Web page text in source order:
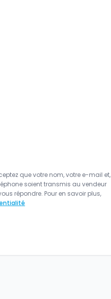
que votre nom, votre e-mail et,
soient transmis au vendeur
répondre. Pour en savoir plus,